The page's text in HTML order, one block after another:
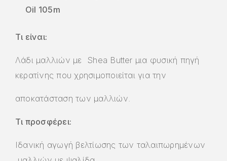
Oil 105m
Τι είναι:
Λάδι μαλλιών με Shea Butter μια φυσική πηγή
κερατίνης που χρησιμοποιείται για την
αποκατάσταση των μαλλιών.
Τι προσφέρει:
Ιδανική αγωγή βελτίωσης των ταλαιπωρημένων